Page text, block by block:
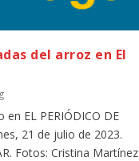
del arroz en El
en EL PERIÓDICO DE
21 de julio de 2023.
Fotos: Cristina Martínez